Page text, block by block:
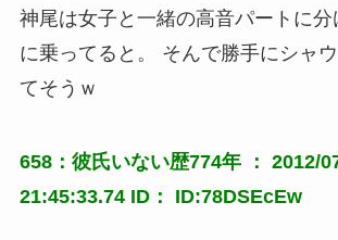
神尾は女子と一緒の高音パートに分
に乗ってると。 そんで勝手にシャ
てそうｗ
658：彼氏いない歴774年 ： 2012/
21:45:33.74 ID： ID:78DSEcEw